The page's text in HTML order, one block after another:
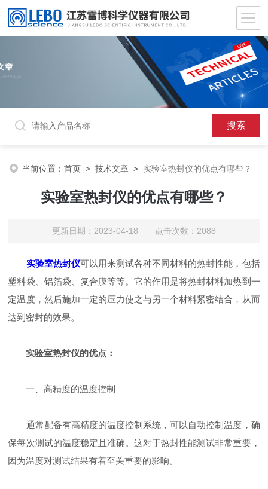
当前位置：首页 >技术文章 > 实验室热封仪的优点有哪些？
实验室热封仪的优点有哪些？
更新日期：2023-04-18 点击次数：2088
实验室热封仪可以用来测试各种不同材料的热封性能，包括
塑料袋、铝箔袋、复合膜等等。它的作用是将热封材料加热到一
定温度，然后施加一定的压力使之与另一个材料紧密结合，从而
达到密封的效果。
实验室热封仪的优点：
一、高精度的温度控制
通常配备有高精度的温度控制系统，可以自动控制温度，确
保每次测试的温度稳定且准确。这对于热封性能测试非常重要，
因为温度对测试结果有着至关重要的影响。